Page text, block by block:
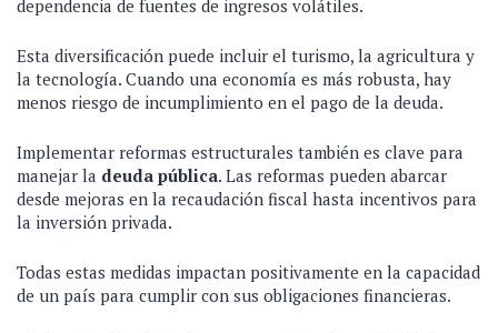
dependencia de fuentes de ingresos volátiles.
Esta diversificación puede incluir el turismo, la agricultura y
la tecnología. Cuando una economía es más robusta, hay
menos riesgo de incumplimiento en el pago de la deuda.
Implementar reformas estructurales también es clave para
manejar la deuda pública. Las reformas pueden abarcar
desde mejoras en la recaudación fiscal hasta incentivos para
la inversión privada.
Todas estas medidas impactan positivamente en la capacidad
de un país para cumplir con sus obligaciones financieras.